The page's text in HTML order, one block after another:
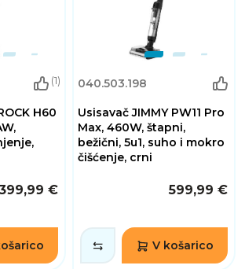
(1)
H60
€
040.503.198
Usisavač JIMMY PW11 Pro
Max, 460W, štapni,
bežični, 5u1, suho i mokro
čišćenje, crni
599,99 €
V košarico